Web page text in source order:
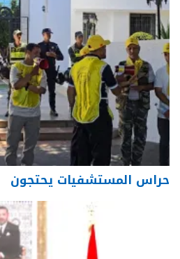
حراس المستشفيات يحتجون